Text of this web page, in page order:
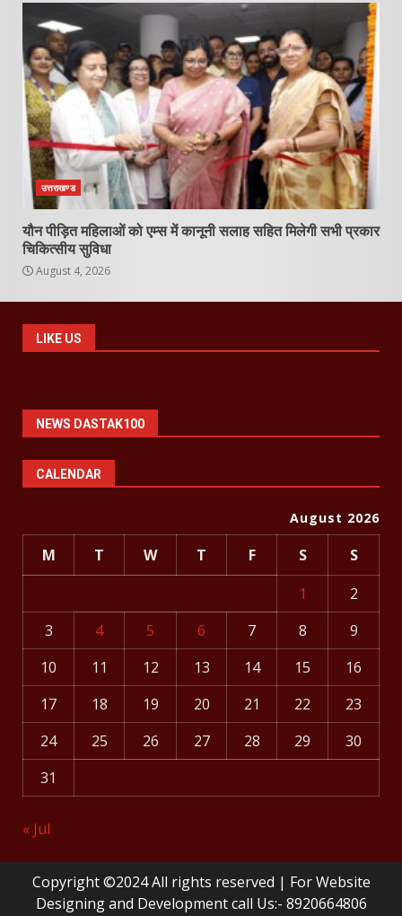
उत्तराखण्ड
यौन पीड़ित महिलाओं को एम्स में कानूनी सलाह सहित मिलेगी सभी प्रकार
चिकित्सीय सुविधा
August 4, 2026
LIKE US
NEWS DASTAK100
CALENDAR
August 2026
M T W T F S
S
1
2
3
4 5 6 7 8
9
10
11 12 13 14 15
16
17
18 19 20 21 22
23
24
25 26 27 28 29
30
31
« Jul
Copyright ©2024 All rights reserved | For Website
Designing and Development call Us:- 8920664806